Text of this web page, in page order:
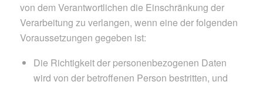
von dem Verantwortlichen die Einschränkung der
Verarbeitung zu verlangen, wenn eine der folgenden
Voraussetzungen gegeben ist:
Die Richtigkeit der personenbezogenen Daten
wird von der betroffenen Person bestritten, und